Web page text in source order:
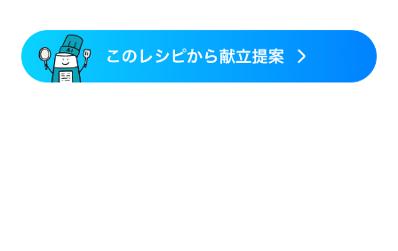
乳がん治療を終えた方・経過観察中の方など
味の感じ方が変わった
妊娠中(初期)
妊婦健診・体重増加が気になる（初期）